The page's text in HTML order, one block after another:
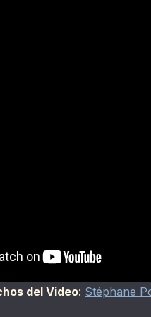
del Video: Stéphane